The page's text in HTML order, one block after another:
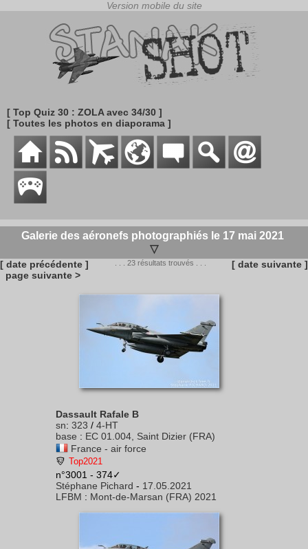
[ Top Quiz 30 : ZOLA avec 34/30 ]
[ Toutes les photos en diaporama ]
Galerie des aéronefs photographiés le 17 mai 2021
▽
[ date précédente ] . . . 23 résultats trouvés . . .
[ date suivante ]
page suivante >
Dassault Rafale B
sn: 323 / 4-HT
base : EC 01.004, Saint Dizier (FRA)
France - air force
Top2021
n°3001 - 374✓
Stéphane Pichard - 17.05.2021
LFBM : Mont-de-Marsan (FRA) 2021